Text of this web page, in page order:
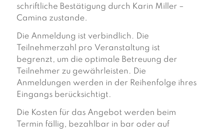
schriftliche Bestätigung durch Karin Miller –
Camina zustande.
Die Anmeldung ist verbindlich. Die
Teilnehmerzahl pro Veranstaltung ist
begrenzt, um die optimale Betreuung der
Teilnehmer zu gewährleisten. Die
Anmeldungen werden in der Reihenfolge ihres
Eingangs berücksichtigt.
Die Kosten für das Angebot werden beim
Termin fällig, bezahlbar in bar oder auf